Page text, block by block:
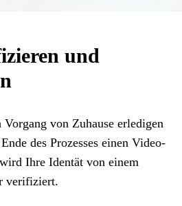
und
von Zuhause erledigen
des Prozesses einen Video-
Ihre Identät von einem
verifiziert.